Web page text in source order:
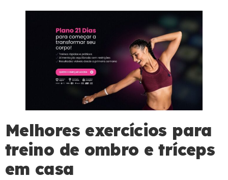
Melhores exercícios para
treino de ombro e tríceps
em casa